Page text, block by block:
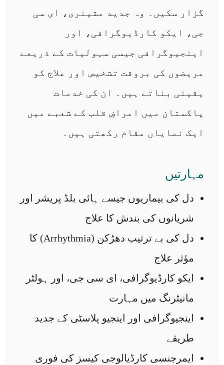
گزار سکیں۔ وہ جدید مشینری، ای سی
جی، ایکو کارڈیوگرافی، اور
اینجیوگرافی جیسی سہولیات کے ذریعے
مریضوں کی بروقت تشخیص اور علاج کو
یقینی بناتے ہیں۔ ان کی خدمات
پاکستان میں امراضِ قلب کے شعبے میں
ایک نمایاں مقام رکھتی ہیں۔
مہارتیں
دل کی بیماریوں جیسے ہائی بلڈ پریشر اور
شریانوں کی بندش کا علاج
دل کی بے ترتیب دھڑکن (Arrhythmia) کا
مؤثر علاج
ایکو کارڈیوگرافی، ای سی جی، اور ہولٹر
مانیٹرنگ میں مہارت
اینجیوگرافی اور اینجیو پلاسٹی کے جدید
طریقے
ایمرجنسی کارڈیالوجی کیسز کی فوری